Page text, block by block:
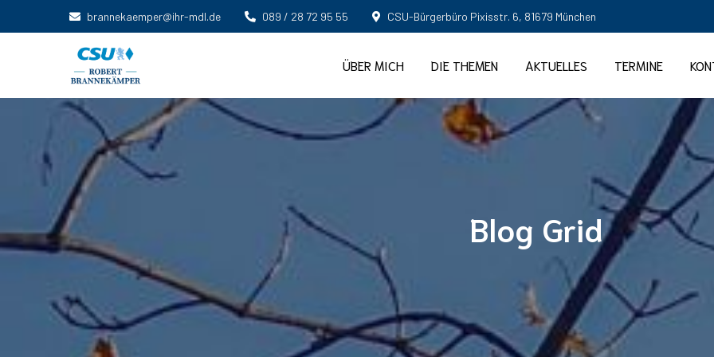
brannekaemper@ihr-mdl.de 089 / 28 72 95 55 CSU-Bürgerbüro Pixisstr. 6, 81679 München
ÜBER MICH DIE THEMEN AKTUELLES TERMINE
Blog Grid